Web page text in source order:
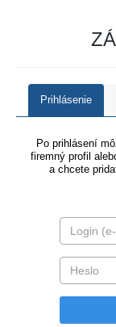
Prihlásenie
Po prihlásení
firemný profil
a chcete